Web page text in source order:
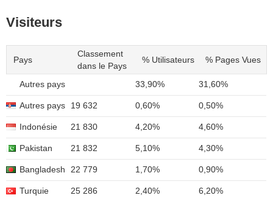
Visiteurs
Pays
Classement
dans le Pays
% Utilisateurs % Pages Vues
Autres pays 33,90% 31,60%
Autres pays 19 632 0,60% 0,50%
Indonésie 21 830 4,20% 4,60%
Pakistan 21 832 5,10% 4,30%
Bangladesh 22 779 1,70% 0,90%
Turquie 25 286 2,40% 6,20%